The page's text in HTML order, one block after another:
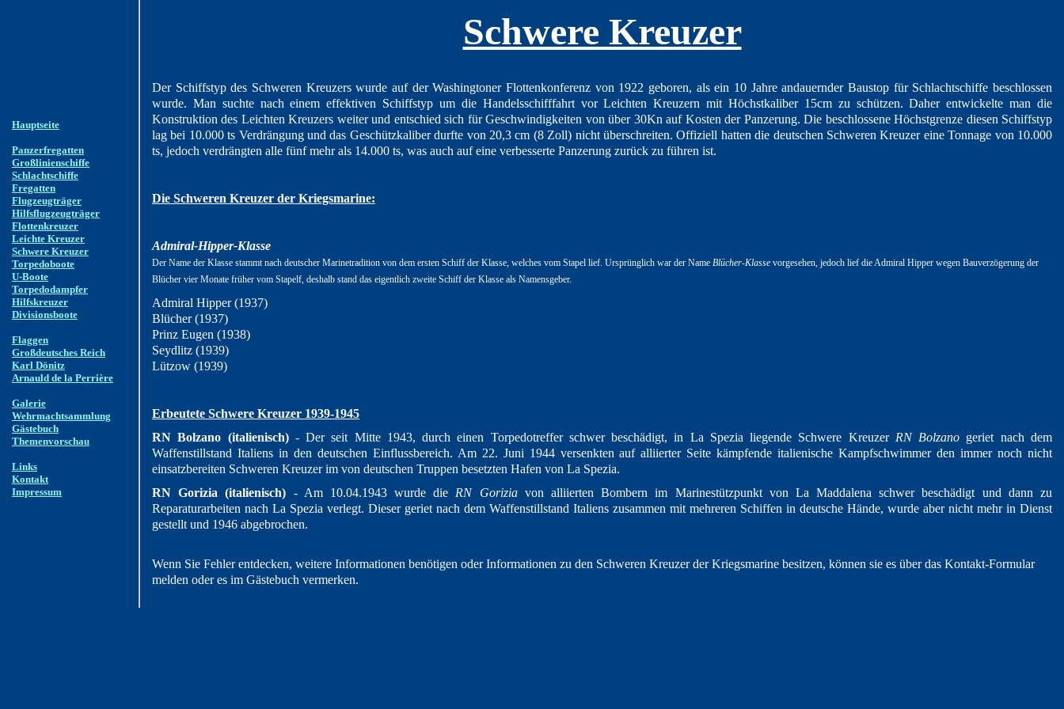
Hauptseite
Panzerfregatten
Großlinienschiffe
Schlachtschiffe
Fregatten
Flugzeugträger
Hilfsflugzeugträger
Flottenkreuzer
Leichte Kreuzer
Schwere Kreuzer
Torpedoboote
U-Boote
Torpedodampfer
Hilfskreuzer
Divisionsboote
Flaggen
Großdeutsches Reich
Karl Dönitz
Arnauld de la Perrière
Galerie
Wehrmachtsammlung
Gästebuch
Themenvorschau
Links
Kontakt
Impressum
Schwere Kreuzer
Der Schiffstyp des Schweren Kreuzers wurde auf der Washingtoner Flottenkonferenz von 1922 geboren, als ein 10 Jahre andauernder Baustop für Schlachtschiffe beschlossen
wurde. Man suchte nach einem effektiven Schiffstyp um die Handelsschifffahrt vor Leichten Kreuzern mit Höchstkaliber 15cm zu schützen. Daher entwickelte man die
Konstruktion des Leichten Kreuzers weiter und entschied sich für Geschwindigkeiten von über 30Kn auf Kosten der Panzerung. Die beschlossene Höchstgrenze diesen Schiffstyp
lag bei 10.000 ts Verdrängung und das Geschützkaliber durfte von 20,3 cm (8 Zoll) nicht überschreiten. Offiziell hatten die deutschen Schweren Kreuzer eine Tonnage von 10.000
ts, jedoch verdrängten alle fünf mehr als 14.000 ts, was auch auf eine verbesserte Panzerung zurück zu führen ist.
Die Schweren Kreuzer der Kriegsmarine:
Admiral-Hipper-Klasse
Der Name der Klasse stammt nach deutscher Marinetradition von dem ersten Schiff der Klasse, welches vom Stapel lief. Ursprünglich war der Name Blücher-Klasse vorgesehen, jedoch lief die Admiral Hipper wegen Bauverzögerung der
Blücher vier Monate früher vom Stapelf, deshalb stand das eigentlich zweite Schiff der Klasse als Namensgeber.
Admiral Hipper (1937)
Blücher (1937)
Prinz Eugen (1938)
Seydlitz (1939)
Lützow (1939)
Erbeutete Schwere Kreuzer 1939-1945
RN Bolzano (italienisch)- Der seit Mitte 1943, durch einen Torpedotreffer schwer beschädigt, in La Spezia liegende Schwere Kreuzer RN Bolzano geriet nach dem
Waffenstillstand Italiens in den deutschen Einflussbereich. Am 22. Juni 1944 versenkten auf alliierter Seite kämpfende italienische Kampfschwimmer den immer noch nicht
einsatzbereiten Schweren Kreuzer im von deutschen Truppen besetzten Hafen von La Spezia.
RN Gorizia (italienisch) - Am 10.04.1943 wurde die RN Goriziavon alliierten Bombern im Marinestützpunkt von La Maddalena schwer beschädigt und dann zu
Reparaturarbeiten nach La Spezia verlegt. Dieser geriet nach dem Waffenstillstand Italiens zusammen mit mehreren Schiffen in deutsche Hände, wurde aber nicht mehr in Dienst
gestellt und 1946 abgebrochen.
Wenn Sie Fehler entdecken, weitere Informationen benötigen oder Informationen zu den Schweren Kreuzer der Kriegsmarine besitzen, können sie es über das Kontakt-Formular
melden oder es im Gästebuch vermerken.